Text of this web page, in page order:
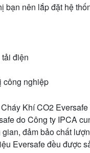
bạn nên lắp đặt hệ
điện
công nghiệp
Khí CO2
do Công ty IPCA
đảm bảo chất
Eversafe đều được